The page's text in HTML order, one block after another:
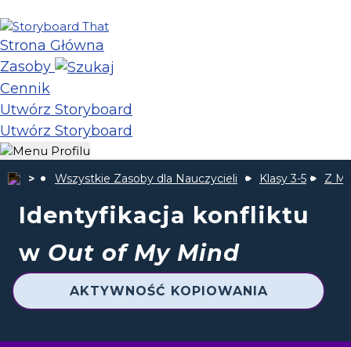
Strona Główna
Zasoby
Cennik
Utwórz Storyboard
Utwórz Storyboard
Wszystkie Zasoby dla Nauczycieli Klasy 3-5 Z
Identyfikacja konfliktu
w Out of My Mind
AKTYWNOŚĆ KOPIOWANIA